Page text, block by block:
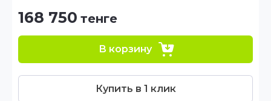
168 750 тенге
В корзину
Купить в 1 клик